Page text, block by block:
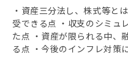
・資産三分法し、株式等と
受できる点 ・収支のシミュ
た点 ・資産が限られる中、
る点 ・今後のインフレ対策